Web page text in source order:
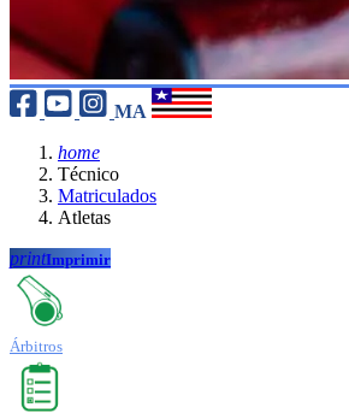
MA
home
Técnico
Matriculados
Atletas
printImprimir
Árbitros